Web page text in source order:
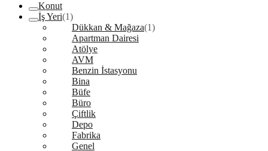
Konut
İş Yeri(1)
Dükkan & Mağaza(1)
Apartman Dairesi
Atölye
AVM
Benzin İstasyonu
Bina
Büfe
Büro
Çiftlik
Depo
Fabrika
Genel